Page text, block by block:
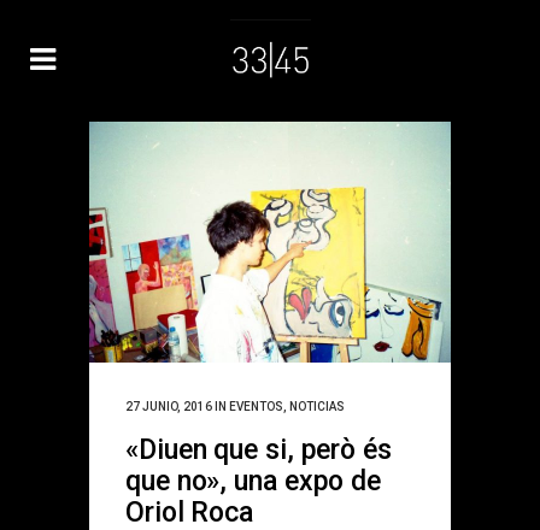
27 JUNIO, 2016 IN EVENTOS NOTICIAS
«Diuen que si, però és
que no», una expo de
Oriol Roca